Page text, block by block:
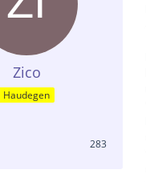
Zico
Haudegen
283